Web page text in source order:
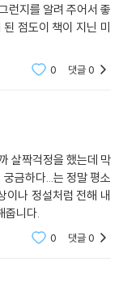
런지를 알려 주어서 좋
점도이 책이 지닌 미
0 댓글0
살짝걱정을 했는데 막
금하다...는 정말 평소
이나 정설처럼 전해 내
줍니다.
0 댓글0